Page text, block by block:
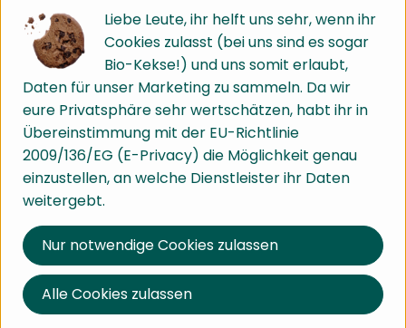
#2700 7% MwSt
Handelsklasse 2
Dieser Artikel wird genau eingewogen.
Info Herkunft
Info
Produktinformationen
Dazu Empfohlen
Liebe Leute, ihr helft uns sehr, wenn ihr
Cookies zulasst (bei uns sind es sogar
Bio-Kekse!) und uns somit erlaubt,
Daten für unser Marketing zu sammeln. Da wir
eure Privatsphäre sehr wertschätzen, habt ihr in
Übereinstimmung mit der EU-Richtlinie
2009/136/EG (E-Privacy) die Möglichkeit genau
einzustellen, an welche Dienstleister ihr Daten
weitergebt.
Nur notwendige Cookies zulassen
Alle Cookies zulassen